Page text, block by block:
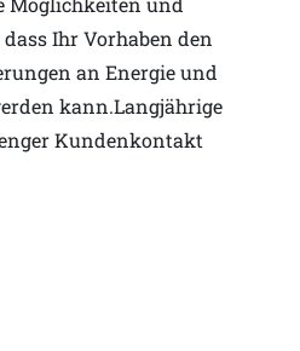
Ihr Vorhaben den
an Energie und
kann.Langjährige
Kundenkontakt